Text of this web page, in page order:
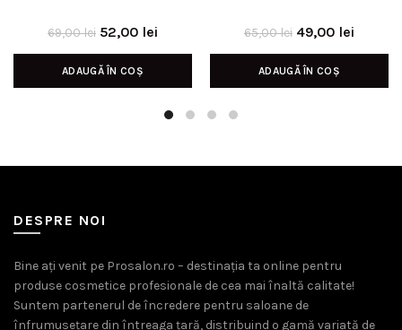
69,00lei Prețul
inițial
a
52,00 lei
curent
ADAUGĂ ÎN COȘ
65,00lei Prețul
inițial
a
49,00 lei
curent
ADAUGĂ ÎN COȘ
DESPRE NOI
Bine ați venit pe Prosalon.ro – destinația ta online pentru
produse cosmetice profesionale de cea mai înaltă calitate!
Suntem partenerul de încredere pentru saloane de
înfrumusețare din întreaga țară, distribuind o gamă variată de